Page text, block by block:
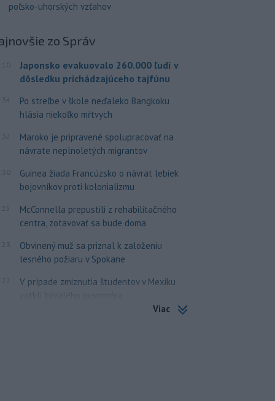
poľsko-uhorských vzťahov
zo Správ
Japonsko evakuovalo 260.000 ľudí v
dôsledku prichádzajúceho tajfúnu
Po streľbe v škole neďaleko Bangkoku
hlásia niekoľko mŕtvych
Maroko je pripravené spolupracovať na
návrate neplnoletých migrantov
Guinea žiada Francúzsko o návrat lebiek
bojovníkov proti kolonializmu
McConnella prepustili z rehabilitačného
centra, zotavovať sa bude doma
Obvinený muž sa priznal k založeniu
lesného požiaru v Spokane
V prípade zmiznutia študentov v Mexiku
zatkli bývalého guvernéra
Viac